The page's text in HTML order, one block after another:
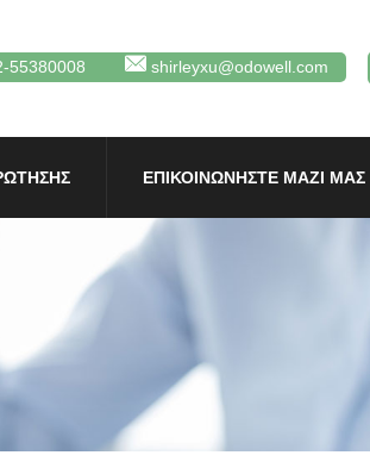
55380008 shirleyxu@odowell.com
ΕΠΙΚΟΙΝΩΝΉΣΤΕ ΜΑΖΊ ΜΑΣ